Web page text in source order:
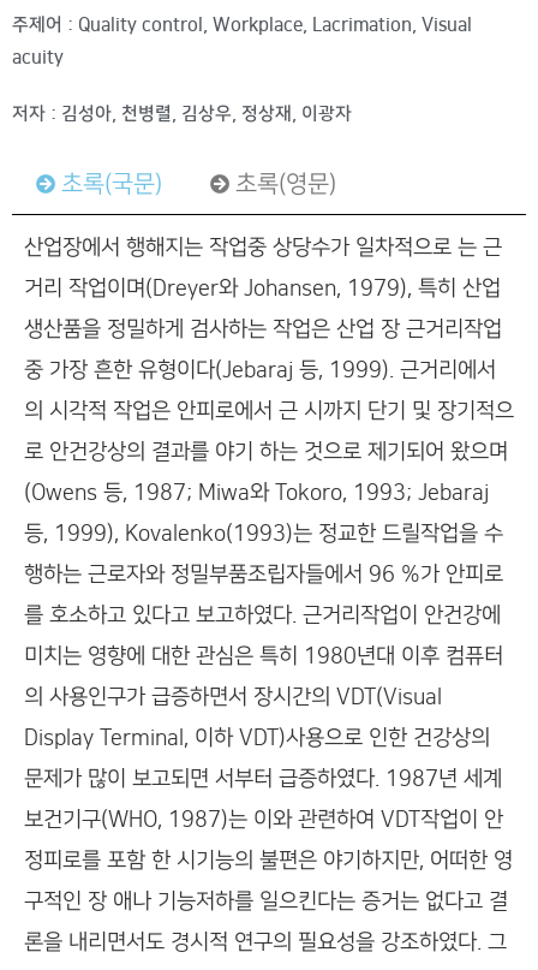
주제어 : Quality control, Workplace, Lacrimation, Visual
acuity
저자 : 김성아, 천병렬, 김상우, 정상재, 이광자
초록(국문) 초록(영문)
산업장에서 행해지는 작업중 상당수가 일차적으로 는 근
거리 작업이며(Dreyer와 Johansen, 1979), 특히 산업
생산품을 정밀하게 검사하는 작업은 산업 장 근거리작업
중 가장 흔한 유형이다(Jebaraj 등, 1999). 근거리에서
의 시각적 작업은 안피로에서 근 시까지 단기 및 장기적으
로 안건강상의 결과를 야기 하는 것으로 제기되어 왔으며
(Owens 등, 1987; Miwa와 Tokoro, 1993; Jebaraj
등, 1999), Kovalenko(1993)는 정교한 드릴작업을 수
행하는 근로자와 정밀부품조립자들에서 96 %가 안피로
를 호소하고 있다고 보고하였다. 근거리작업이 안건강에
미치는 영향에 대한 관심은 특히 1980년대 이후 컴퓨터
의 사용인구가 급증하면서 장시간의 VDT(Visual
Display Terminal, 이하 VDT)사용으로 인한 건강상의
문제가 많이 보고되면 서부터 급증하였다. 1987년 세계
보건기구(WHO, 1987)는 이와 관련하여 VDT작업이 안
정피로를 포함 한 시기능의 불편은 야기하지만, 어떠한 영
구적인 장 애나 기능저하를 일으킨다는 증거는 없다고 결
론을 내리면서도 경시적 연구의 필요성을 강조하였다. 그